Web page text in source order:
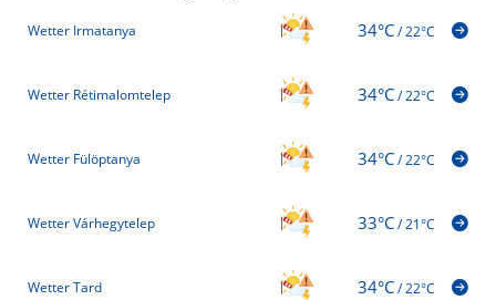
Wetter Irmatanya 34°C/22°C
Wetter Rétimalomtelep 34°C/22°C
Wetter Fülöptanya 34°C/22°C
Wetter Várhegytelep 33°C/21°C
Wetter Tard 34°C/22°C